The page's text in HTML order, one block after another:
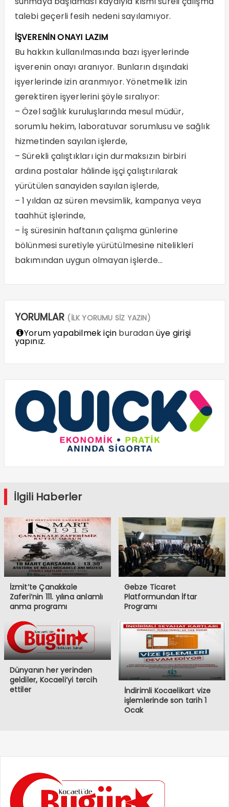
talebi geçerli fesih nedeni sayılamıyor.
İŞVERENİN ONAYI LAZIM
Bu hakkın kullanılmasında bazı işyerlerinde
işverenin onayı aranıyor. Bunların dışındaki
işyerlerinde izin aranmıyor. Yönetmelik izin
gerektiren işyerlerini şöyle sıralıyor:
– Özel sağlık kuruluşlarında mesul müdür,
sorumlu hekim, laboratuvar sorumlusu ve sağlık
hizmetinden sayılan işlerde,
– Sürekli çalıştıkları için durmaksızın birbiri
ardına postalar hâlinde işçi çalıştırılarak
yürütülen sanayiden sayılan işlerde,
– 1 yıldan az süren mevsimlik, kampanya veya
taahhüt işlerinde,
– İş süresinin haftanın çalışma günlerine
bölünmesi suretiyle yürütülmesine nitelikleri
bakımından uygun olmayan işlerde…
YORUMLAR (İLK YORUMU SİZ YAZIN)
Yorum yapabilmek için buradanüye girişi
yapınız.
İlgili Haberler
İzmit’te Çanakkale
Zaferi’nin 111. yılına anlamlı
anma programı
Gebze Ticaret
Platformundan İftar
Programı
Dünyanın her yerinden
geldiler, Kocaeli’yi tercih
ettiler
İndirimli Kocaelikart vize
işlemlerinde son tarih 1
Ocak